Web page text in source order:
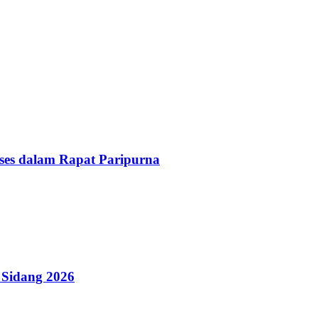
dalam Rapat Paripurna
2026